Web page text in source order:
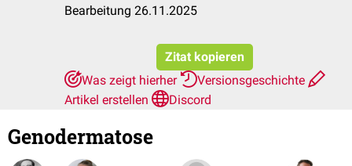
Bearbeitung 26.11.2025
Zitat kopieren
Was zeigt hierher
Versionsgeschichte
Artikel erstellen
Discord
Genodermatose